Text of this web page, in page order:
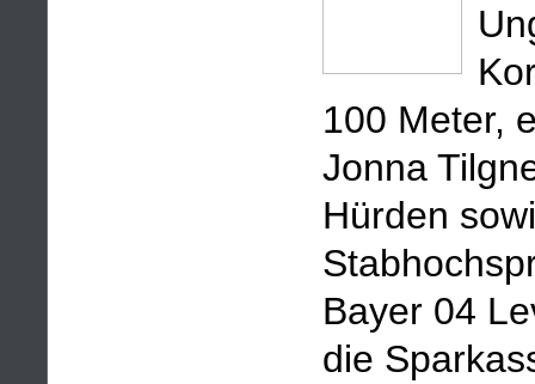
100 Meter,
Jonna
Hürden
Bayer 04
die